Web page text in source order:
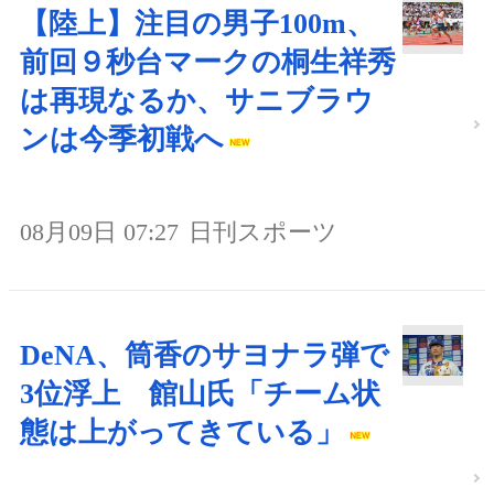
【陸上】注目の男子100m、
前回９秒台マークの桐生祥秀
は再現なるか、サニブラウ
ンは今季初戦へ
08月09日 07:27 日刊スポーツ
DeNA、筒香のサヨナラ弾で
3位浮上 館山氏「チーム状
態は上がってきている」